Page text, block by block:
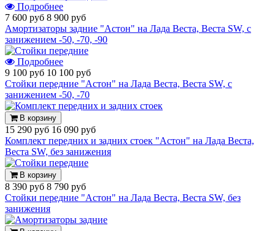
Подробнее
7 600 руб 8 900 руб
Амортизаторы задние "Астон" на Лада Веста, Веста SW, с
занижением -50, -70, -90
Подробнее
9 100 руб 10 100 руб
Стойки передние "Астон" на Лада Веста, Веста SW, с
занижением -50, -70
В корзину
15 290 руб 16 090 руб
Комплект передних и задних стоек "Астон" на Лада Веста,
Веста SW, без занижения
В корзину
8 390 руб 8 790 руб
Стойки передние "Астон" на Лада Веста, Веста SW, без
занижения